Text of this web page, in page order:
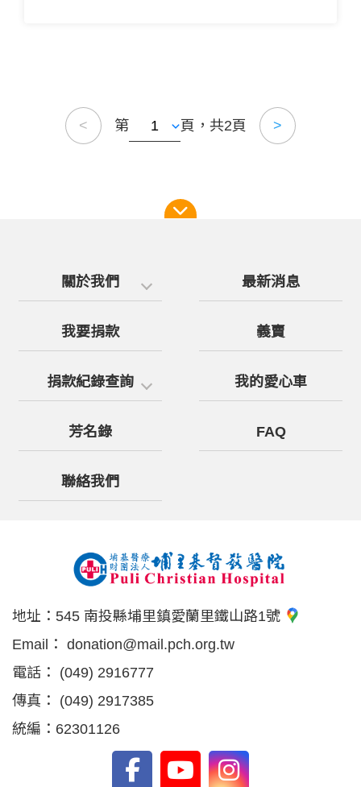
< 第 頁，共2頁 >
關於我們 最新消息
我要捐款 義賣
捐款紀錄查詢 我的愛心車
芳名錄 FAQ
聯絡我們
地址： 545 南投縣埔里鎮愛蘭里鐵山路1號
Email： donation@mail.pch.org.tw
電話：
(049) 2916777
傳真：
(049) 2917385
統編：62301126